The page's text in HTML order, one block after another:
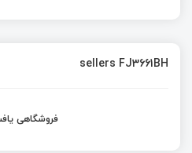
sellers FJ3661BH
فروشگاهی